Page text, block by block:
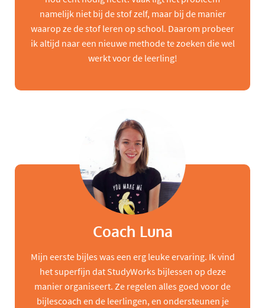
namelijk niet bij de stof zelf, maar bij de manier
waarop ze de stof leren op school. Daarom probeer
ik altijd naar een nieuwe methode te zoeken die wel
werkt voor de leerling!
Coach Luna
Mijn eerste bijles was een erg leuke ervaring. Ik vind
het superfijn dat StudyWorks bijlessen op deze
manier organiseert. Ze regelen alles goed voor de
bijlescoach en de leerlingen, en ondersteunen je